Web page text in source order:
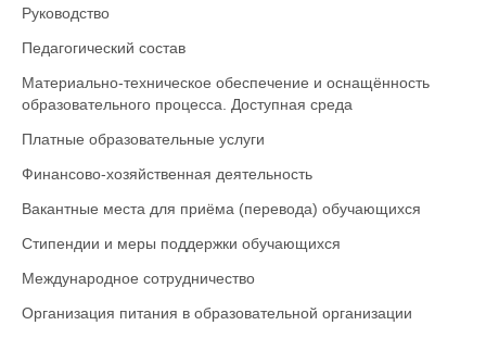
Руководство
Педагогический состав
Материально-техническое обеспечение и оснащённость
образовательного процесса. Доступная среда
Платные образовательные услуги
Финансово-хозяйственная деятельность
Вакантные места для приёма (перевода) обучающихся
Стипендии и меры поддержки обучающихся
Международное сотрудничество
Организация питания в образовательной организации